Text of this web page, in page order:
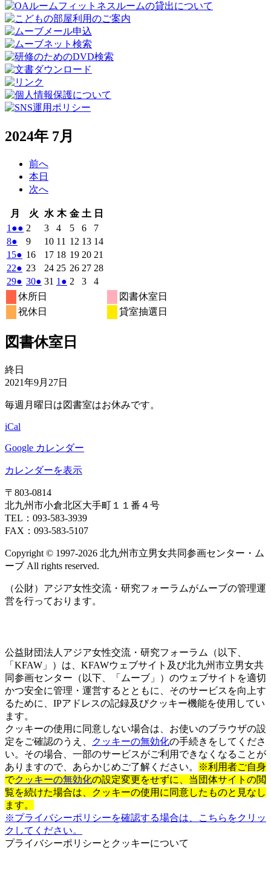
2024年 7月
前へ
本日
次へ
月
曜
日
火 火
曜
日
水 水
曜
日
木木
曜
日
金金
曜
日
土 土
曜
日
日
1 2024
年
7
月
1
日
●● (2
件
の
イ
ベ
ン
ト)
2 2024
年
7
月
2
日
32024
年
7
月
3
日
42024
年
7
月
4
日
52024
年
7
月
5
日
62024
年
7
月
6
日
72024
年
7
月
7
日
82024
年
7
月
8
日
●
件
の
イ
ベ
ン
ト)
92024
年
7
月
9
日
102024
年
7
月
10
11 2024
年
月
11
12 2024
年
7
月
12
132024
年
7
月
13
142024
14
152024
年
7
月
15
日
● (1
件
の
イ
ベ
ン
162024
7
月
16
日
172024
年
7
月
182024
年
月
192024
年
7
202024
年
21
月
222024
年
7
月
22
● (1
件
の
イ
ベ
ト)
232024
年
7
月
23
242024
年
252024
年
262024
年
272024
年
282024
7
月
292024
年
7
月
日
● (1
件
の
イ
ン
302024
年
7
月
日
● (1
件
の
イ
ン
31 2024
日
1 2024
日
● (1
ン
2 2024
32024
42024
年
休所日
図書休室日
祝休日
貸室抽選日
図書休室日
図
書
室
終日
2021年9月27日
毎週月曜日は図書室はお休みです。
iCal
Google カレンダー
カレンダーを表示
〒803‐0814
北九州市小倉北区大手町１１番４号
TEL：093‐583‐3939
FAX：093‐583‐5107
Copyright © 1997‐2026 北九州市立男女共同参画センター・ム
ーブ All rights reserved.
（公財）アジア女性交流・研究フォーラムがムーブの管理運
営を行っております。
公益財団法人アジア女性交流・研究フォーラム（以下、
「KFAW」）は、KFAWウェブサイト及び北九州市立男女共
同参画センター（以下、「ムーブ」）のウェブサイトを適切
かつ安全に管理・運営するとともに、そのサービスを向上す
るために、IPアドレスの記録及びクッキー機能を使用してい
ます。
クッキーの使用に同意しない場合は、お使いのブラウザの設
定をご確認のうえ、
クッキーの無効化の手続きをしてくださ
い。その場合、一部のサービスがご利用できなくなることが
ありますので、あらかじめご了解ください。
※利用者ご自身
でクッキーの無効化の設定変更をせずに、当団体サイトの閲
覧を続けた場合は、クッキーの使用に同意したものと見なし
ます。
※プライバシーポリシーを確認する場合は、こちらをクリッ
クしてください。
プライバシーポリシーとクッキーについて